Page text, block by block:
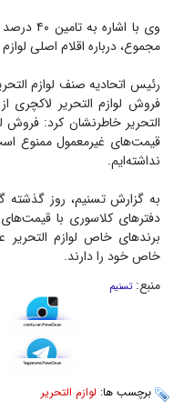
وی با
مجموع، درباره اقلام اصلی
رئیس اتحادیه صنف لوازم
فروش لوازم التحریر لاکچری
التحریر خاطرنشان کرد: فروش
قیمت‌های غیرمعمول ممنوع
نداشته‌ایم.
به گزارش تسنیم، روز گذشته
دفتر‌های کلاسوری با
برند‌های خاص لوازم
خاص خود را دارند.
منبع: تسنیم
برچسب ها: لوازم التحریر